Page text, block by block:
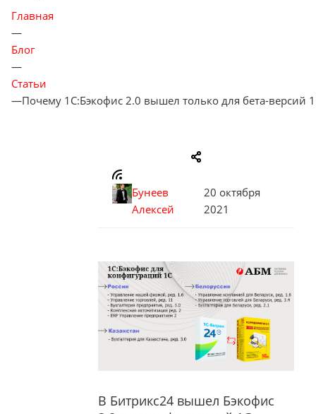
Главная
—
Блог
—
Статьи
—Почему 1С:Бэкофис 2.0 вышел только для бета-версий
Бунеев
Алексей
20 октября
2021
В Битрикс24 вышел Бэкофис